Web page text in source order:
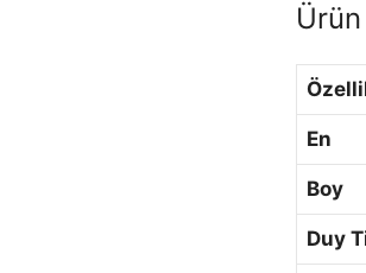
Ürün
En
Boy
Duy